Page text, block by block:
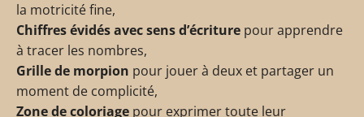
la motricité fine,
Chiffres évidés avec sens d’écriture pour apprendre
à tracer les nombres,
Grille de morpion pour jouer à deux et partager un
moment de complicité,
Zone de coloriage pour exprimer toute leur